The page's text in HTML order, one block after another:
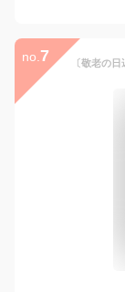
no. 7